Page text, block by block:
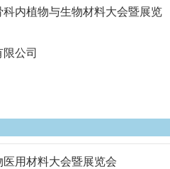
内植物与生物材料大会暨展览
公司
医用材料大会暨展览会